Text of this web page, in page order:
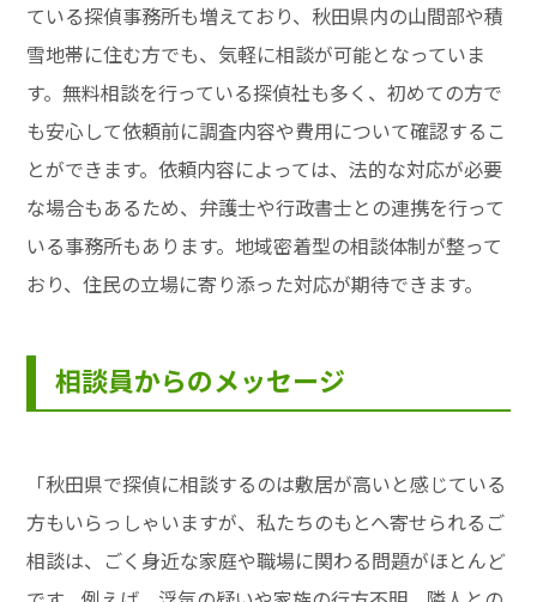
ている探偵事務所も増えており、秋田県内の山間部や積
雪地帯に住む方でも、気軽に相談が可能となっていま
す。無料相談を行っている探偵社も多く、初めての方で
も安心して依頼前に調査内容や費用について確認するこ
とができます。依頼内容によっては、法的な対応が必要
な場合もあるため、弁護士や行政書士との連携を行って
いる事務所もあります。地域密着型の相談体制が整って
おり、住民の立場に寄り添った対応が期待できます。
相談員からのメッセージ
「秋田県で探偵に相談するのは敷居が高いと感じている
方もいらっしゃいますが、私たちのもとへ寄せられるご
相談は、ごく身近な家庭や職場に関わる問題がほとんど